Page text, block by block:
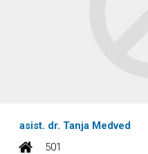
asist. dr. Tanja Medved
501